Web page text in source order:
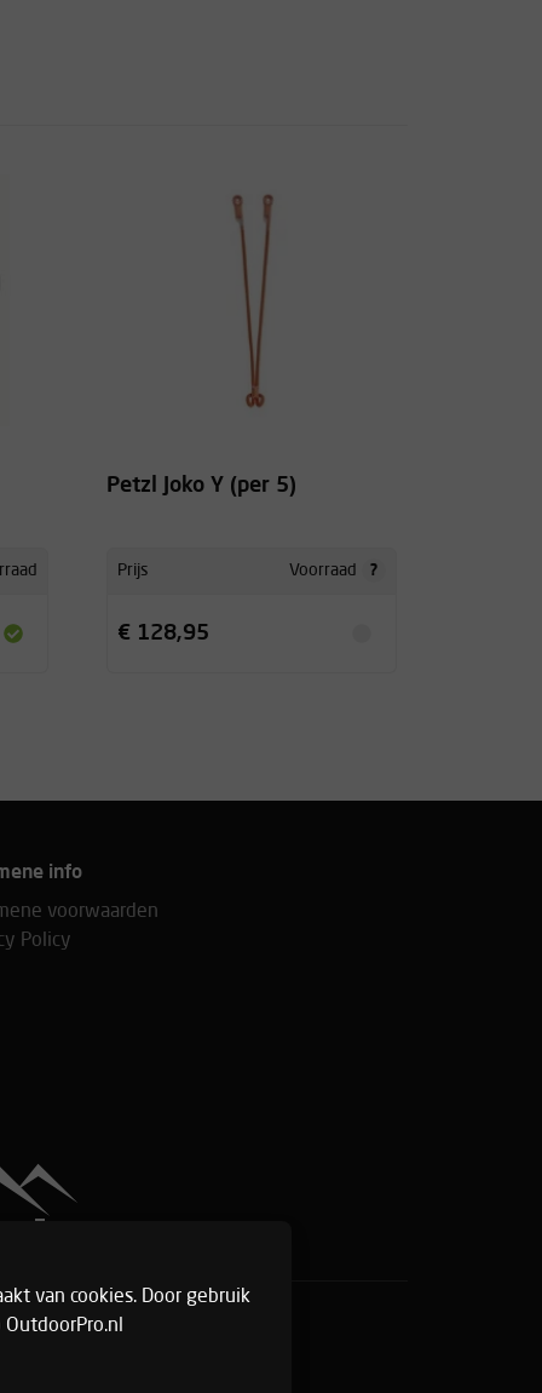
Petzl Joko Y (per 5)
Prijs Voorraad ?
€ 128,95
info
voorwaarden
Policy
van cookies. Door gebruik